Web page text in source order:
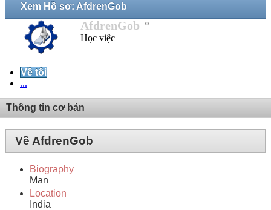
Xem Hồ sơ: AfdrenGob
AfdrenGob
Học việc
Về tôi
...
Thông tin cơ bản
Về AfdrenGob
Biography
Man
Location
India